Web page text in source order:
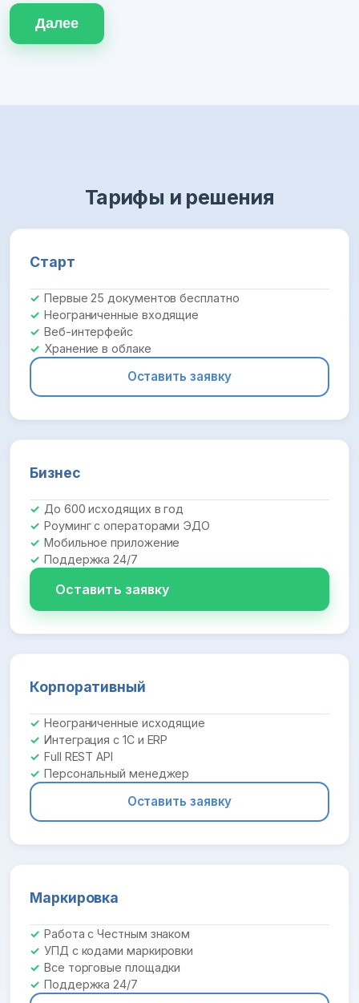
Далее
Тарифы и решения
Старт
Первые 25 документов бесплатно
Неограниченные входящие
Веб-интерфейс
Хранение в облаке
Оставить заявку
Бизнес
До 600 исходящих в год
Роуминг с операторами ЭДО
Мобильное приложение
Поддержка 24/7
Оставить заявку
Корпоративный
Неограниченные исходящие
Интеграция с 1С и ERP
Full REST API
Персональный менеджер
Оставить заявку
Маркировка
Работа с Честным знаком
УПД с кодами маркировки
Все торговые площадки
Поддержка 24/7